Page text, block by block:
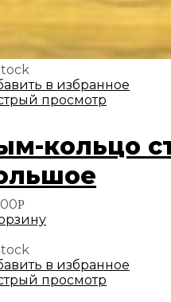
в избранное
просмотр
кольцо
Р
в избранное
просмотр